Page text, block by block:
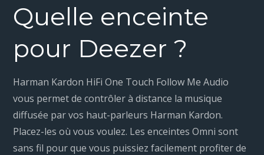
Quelle enceinte
pour Deezer ?
Harman Kardon HiFi One Touch Follow Me Audio
vous permet de contrôler à distance la musique
diffusée par vos haut-parleurs Harman Kardon.
Placez-les où vous voulez. Les enceintes Omni sont
sans fil pour que vous puissiez facilement profiter de